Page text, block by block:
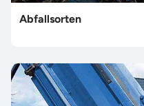
Abfallsorten